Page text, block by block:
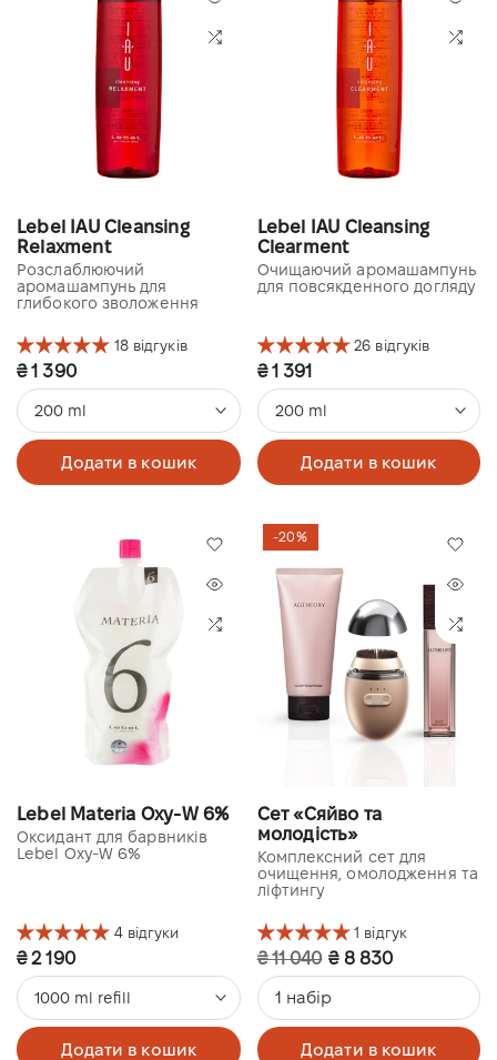
Lebel IAU Cleansing
Relaxment
Розслаблюючий
аромашампунь для
глибокого зволоження
18 відгуків
₴ 1 390
200 ml
Додати в кошик
Lebel IAU Cleansing
Clearment
Очищаючий аромашампунь
для повсякденного догляду
26 відгуків
₴ 1 391
200 ml
Додати в кошик
Lebel Materia Oxy-W 6%
Оксидант для барвників
Lebel Oxy-W 6%
4 відгуки
₴ 2 190
1000 ml refill
Додати в кошик
-20%
Сет «Сяйво та
молодість»
Комплексний сет для
очищення, омолодження та
ліфтингу
1 відгук
₴ 11 040 ₴ 8 830
1 набір
Додати в кошик